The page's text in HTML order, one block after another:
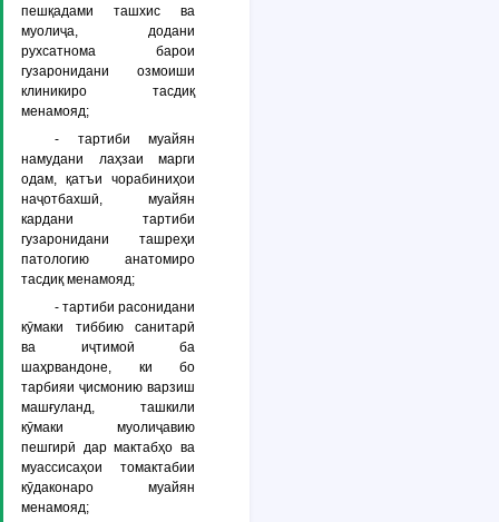
пешқадами ташхис ва
муолиҷа, додани
рухсатнома барои
гузаронидани озмоиши
клиникиро тасдиқ
менамояд;
- тартиби муайян
намудани лаҳзаи марги
одам, қатъи чорабиниҳои
наҷотбахшӣ, муайян
кардани тартиби
гузаронидани ташреҳи
патологию анатомиро
тасдиқ менамояд;
- тартиби расонидани
кӯмаки тиббию санитарӣ
ва иҷтимоӣ ба
шаҳрвандоне, ки бо
тарбияи ҷисмонию варзиш
машғуланд, ташкили
кӯмаки муолиҷавию
пешгирӣ дар мактабҳо ва
муассисаҳои томактабии
кӯдаконаро муайян
менамояд;